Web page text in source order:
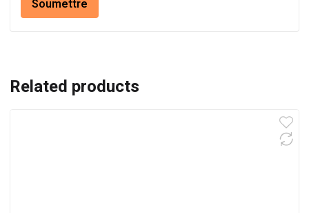
Related products